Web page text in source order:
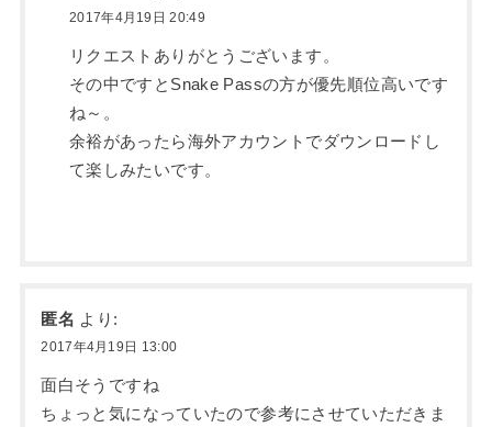
2017年4月19日 20:49
リクエストありがとうございます。
その中ですとSnake Passの方が優先順位高いです
ね～。
余裕があったら海外アカウントでダウンロードし
て楽しみたいです。
匿名 より:
2017年4月19日 13:00
面白そうですね
ちょっと気になっていたので参考にさせていただきま